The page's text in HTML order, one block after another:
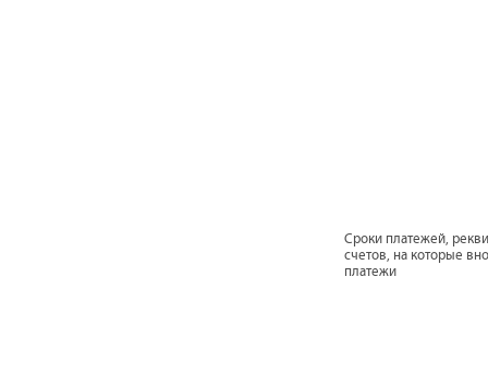
Сроки платежей,
счетов, на которые
платежи